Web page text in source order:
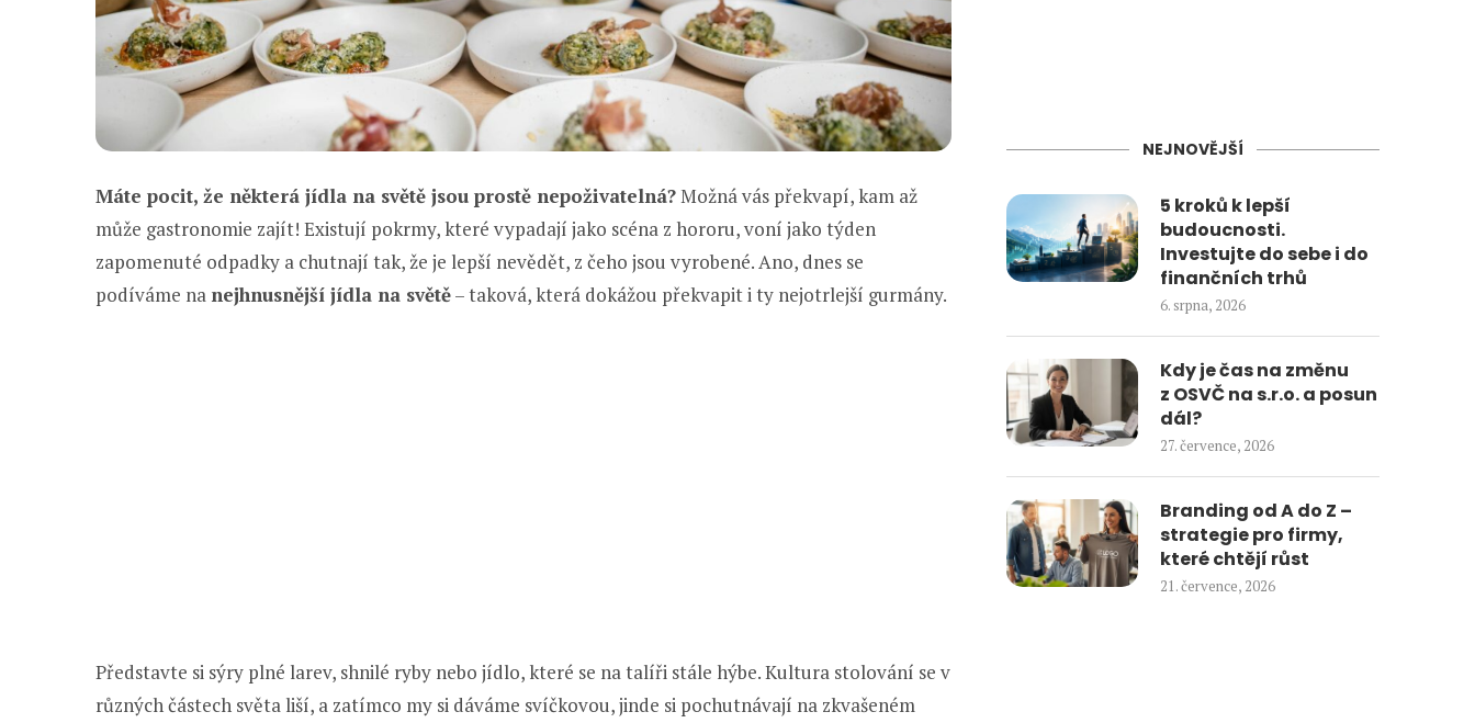
Máte pocit, že některá jídla na světě jsou prostě nepoživatelná?Možná vás překvapí, kam až
může gastronomie zajít! Existují pokrmy, které vypadají jako scéna z hororu, voní jako týden
zapomenuté odpadky a chutnají tak, že je lepší nevědět, z čeho jsou vyrobené. Ano, dnes se
podíváme na nejhnusnější jídla na světě– taková, která dokážou překvapit i ty nejotrlejší gurmány.
Představte si sýry plné larev, shnilé ryby nebo jídlo, které se na talíři stále hýbe. Kultura stolování se v
různých částech světa liší, a zatímco my si dáváme svíčkovou, jinde si pochutnávají na zkvašeném
NEJNOVĚJŠÍ
5 kroků k lepší
budoucnosti.
Investujte do sebe i do
finančních trhů
6. srpna, 2026
Kdy je čas na změnu
z OSVČ na s.r.o. a posun
dál?
27. července, 2026
Branding od A do Z –
strategie pro firmy,
které chtějí růst
21. července, 2026